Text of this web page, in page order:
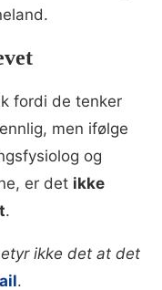
fordi de tenker
men ifølge
og
er det ikke
.
ikke det at det
.